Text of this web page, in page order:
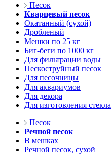
Песок
Кварцевый песок
Окатанный (сухой)
Дробленый
Мешки по 25 кг
Биг-беги по 1000 кг
Для фильтрации воды
Пескоструйный песок
Для песочницы
Для аквариумов
Для декора
Для изготовления стекла
Песок
Речной песок
В мешках
Речной песок, сухой